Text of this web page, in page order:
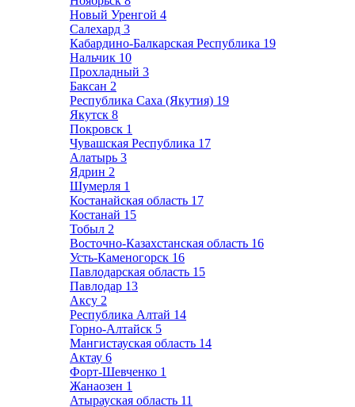
Новый Уренгой 4
Салехард 3
Кабардино-Балкарская Республика 19
Нальчик 10
Прохладный 3
Баксан 2
Республика Саха (Якутия) 19
Якутск 8
Покровск 1
Чувашская Республика 17
Алатырь 3
Ядрин 2
Шумерля 1
Костанайская область 17
Костанай 15
Тобыл 2
Восточно-Казахстанская область 16
Усть-Каменогорск 16
Павлодарская область 15
Павлодар 13
Аксу 2
Республика Алтай 14
Горно-Алтайск 5
Мангистауская область 14
Актау 6
Форт-Шевченко 1
Жанаозен 1
Атырауская область 11